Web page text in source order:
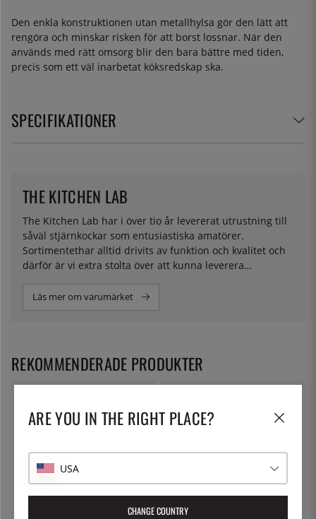
Den enkla konstruktionen utan metallhylsa gör den lätt att
rengöra och minskar risken för att borst lossnar. När den
används med rätt omsorg blir den bara bättre med tiden,
precis som ett väl inarbetat köksredskap ska.
SPECIFIKATIONER
The Kitchen Lab har i över tio år levererat utrustning till
såväl stjärnkockar som entusiastiska amatörer.
Sortimentethar alltid drivits av funktion och kvalitet och
därför är vi extra stolta över att kunna leverera
THE KITCHEN LAB
Läs mer om varumärket
REKOMMENDERADE PRODUKTER
ARE YOU IN THE RIGHT PLACE?
USA
CHANGE COUNTRY